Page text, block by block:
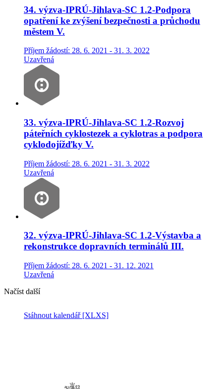
34. výzva-IPRÚ-Jihlava-SC 1.2-Podpora
opatření ke zvýšení bezpečnosti a průchodu
městem V.
Příjem žádostí: 28. 6. 2021 - 31. 3. 2022
Uzavřená
33. výzva-IPRÚ-Jihlava-SC 1.2-Rozvoj
páteřních cyklostezek a cyklotras a podpora
cyklodojížďky V.
Příjem žádostí: 28. 6. 2021 - 31. 3. 2022
Uzavřená
32. výzva-IPRÚ-Jihlava-SC 1.2-Výstavba a
rekonstrukce dopravních terminálů III.
Příjem žádostí: 28. 6. 2021 - 31. 12. 2021
Uzavřená
Načíst další
Stáhnout kalendář [XLXS]